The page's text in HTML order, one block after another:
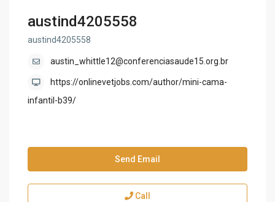
austind4205558
austind4205558
austin_whittle12@conferenciasaude15.org.br
https://onlinevetjobs.com/author/mini-cama-
infantil-b39/
Send Email
Call